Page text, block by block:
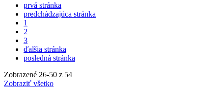
prvá stránka
predchádzajúca stránka
1
2
3
ďalšia stránka
posledná stránka
Zobrazené 26-50 z 54
Zobraziť všetko